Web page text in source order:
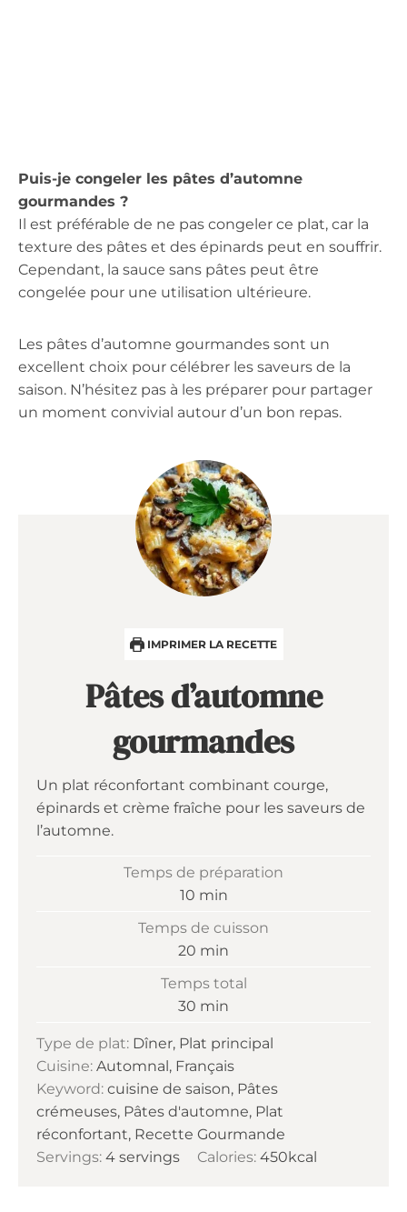
Puis-je congeler les pâtes d’automne
gourmandes ?
Il est préférable de ne pas congeler ce plat, car la
texture des pâtes et des épinards peut en souffrir.
Cependant, la sauce sans pâtes peut être
congelée pour une utilisation ultérieure.
Les pâtes d’automne gourmandes sont un
excellent choix pour célébrer les saveurs de la
saison. N’hésitez pas à les préparer pour partager
un moment convivial autour d’un bon repas.
IMPRIMER LA RECETTE
Pâtes d’automne
gourmandes
Un plat réconfortant combinant courge,
épinards et crème fraîche pour les saveurs de
l’automne.
Temps de préparation
10minutes
min
Temps de cuisson
20 minutes
min
Temps total
30 minutes
min
Type de plat: Dîner, Plat principal
Cuisine: Automnal, Français
Keyword: cuisine de saison, Pâtes
crémeuses, Pâtes d'automne, Plat
réconfortant, Recette Gourmande
Servings: 4 servings Calories:450kcal